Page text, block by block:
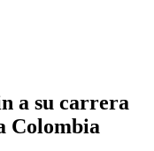
a su carrera
Colombia